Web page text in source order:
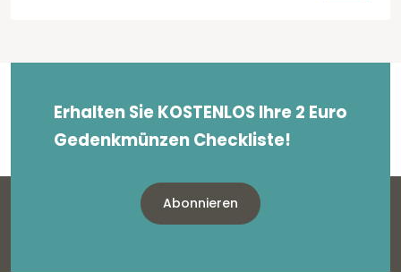
Erhalten Sie KOSTENLOS Ihre 2 Euro
Gedenkmünzen Checkliste!
Abonnieren